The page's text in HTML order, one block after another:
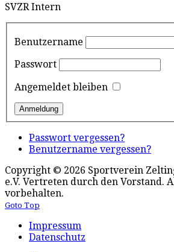
SVZR Intern
Benutzername
Passwort
Angemeldet bleiben
Passwort vergessen?
Benutzername vergessen?
Copyright © 2026 Sportverein
e.V. Vertreten durch den Vorstand.
vorbehalten.
Goto Top
Impressum
Datenschutz